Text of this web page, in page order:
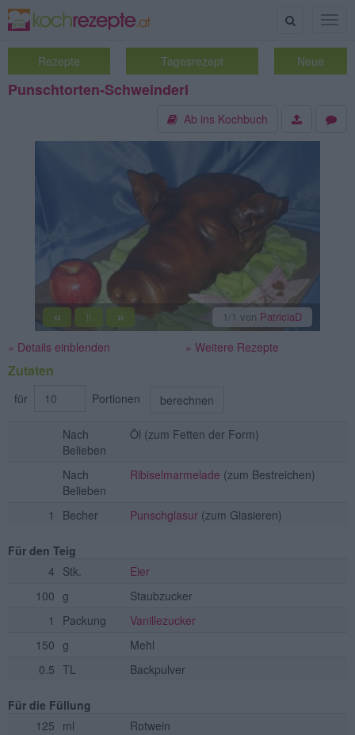
Suche
Rezepte Tagesrezept Neue
Punschtorten-Schweinderl
Ab ins Kochbuch
« || » 1/1 von PatriciaD
» Details einblenden » Weitere Rezepte
Zutaten
für Portionen berechnen
Nach
Belieben
Öl (zum Fetten der Form)
Nach
Belieben
Ribiselmarmelade (zum Bestreichen)
1 Becher Punschglasur (zum Glasieren)
Für den Teig
4 Stk.
Eier
100 g
Staubzucker
1
Packung
Vanillezucker
150 g
Mehl
0.5 TL Backpulver
Für die Füllung
125 ml
Rotwein